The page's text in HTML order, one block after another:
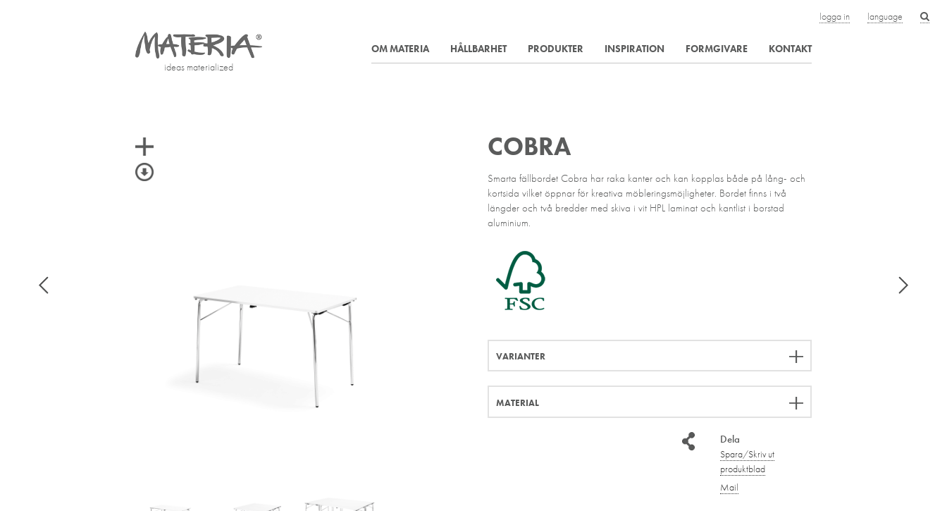
logga in language
ideas materialized
OM MATERIA HÅLLBARHET PRODUKTER INSPIRATION FORMGIVARE KONTAKT
COBRA
Smarta fällbordet Cobra har raka kanter och kan kopplas både på lång- och
kortsida vilket öppnar för kreativa möbleringsmöjligheter. Bordet finns i två
längder och två bredder med skiva i vit HPL laminat och kantlist i borstad
aluminium.
VARIANTER
MATERIAL
Dela
Spara/Skriv ut
produktblad
Mail